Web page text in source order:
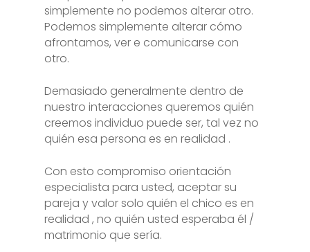
simplemente no podemos alterar otro.
Podemos simplemente alterar cómo
afrontamos, ver e comunicarse con
otro.
Demasiado generalmente dentro de
nuestro interacciones queremos quién
creemos individuo puede ser, tal vez no
quién esa persona es en realidad .
Con esto compromiso orientación
especialista para usted, aceptar su
pareja y valor solo quién el chico es en
realidad , no quién usted esperaba él /
matrimonio que sería.